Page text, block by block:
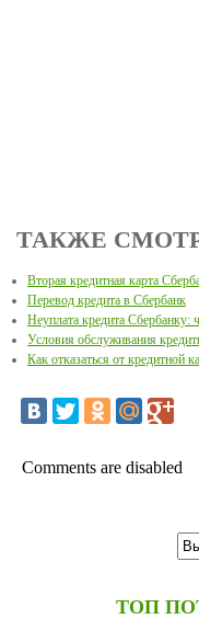
ТАКЖЕ
Вторая кредитная карта
Перевод кредита в Сбербанк
Неуплата кредита Сбербанку:
Условия обслуживания
Как отказаться от кредитной
Comments are disabled
ТОП